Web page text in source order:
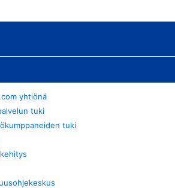
yhtiönä
tuki
tuki